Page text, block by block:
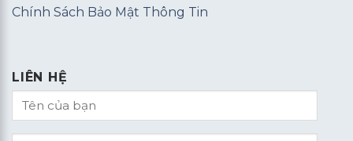
Chính Sách Bảo Mật Thông Tin
LIÊN HỆ